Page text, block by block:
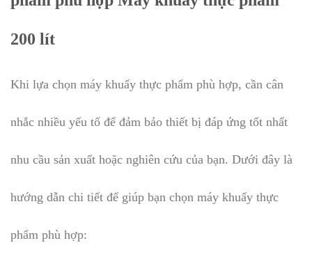
200 lít
Khi lựa chọn máy khuấy thực phẩm phù hợp, cần cân
nhắc nhiều yếu tố để đảm bảo thiết bị đáp ứng tốt nhất
nhu cầu sản xuất hoặc nghiên cứu của bạn. Dưới đây là
hướng dẫn chi tiết để giúp bạn chọn máy khuấy thực
phẩm phù hợp: